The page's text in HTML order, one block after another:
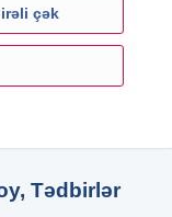
irəli çək
Tədbirlər